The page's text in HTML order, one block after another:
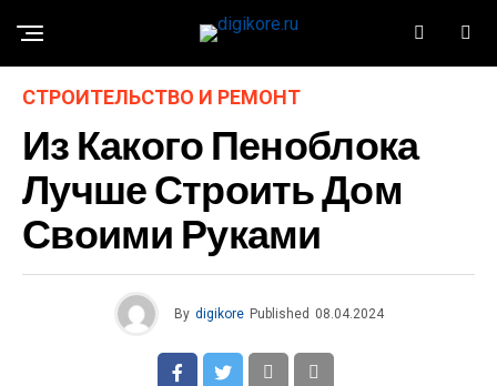
СТРОИТЕЛЬСТВО И РЕМОНТ
Из Какого Пеноблока
Лучше Строить Дом
Своими Руками
By digikore Published 08.04.2024